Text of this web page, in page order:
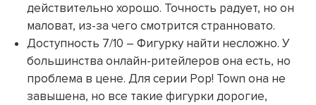
действительно хорошо. Точность радует, но он
маловат, из-за чего смотрится странновато.
Доступность 7/10 – Фигурку найти несложно. У
большинства онлайн-ритейлеров она есть, но
проблема в цене. Для серии Pop! Town она не
завышена, но все такие фигурки дорогие,